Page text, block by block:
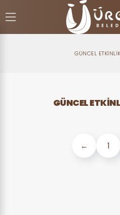
GÜNCEL
GÜNCEL
← 1